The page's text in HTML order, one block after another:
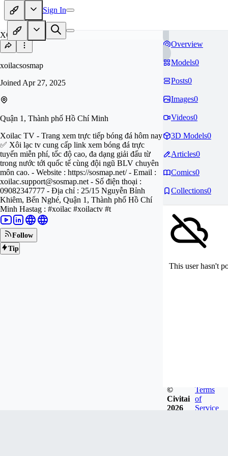
Sign In
XO
xoilacsosmap
Joined Apr 27, 2025
Quận 1, Thành phố Hồ Chí Minh
Xoilac TV - Trang xem trực tiếp bóng đá hôm nay
✅ Xôi lạc tv cung cấp link xem bóng đá trực
tuyến miễn phí, tốc độ cao, đa dạng giải đấu từ
trong nước tới quốc tế cùng đội ngũ BLV chuyên
môn cao. - Website : https://sosmap.net/ - Email :
xoilac.support@sosmap.net - Số điện thoại :
09082347777 - Địa chỉ : 25/15 Nguyễn Bỉnh
Khiêm, Bến Nghé, Quận 1, Thành phố Hồ Chí
Minh Hastag : #xoilac #xoilactv #t
Follow
Tip
Overview
Models0
Posts0
Images0
Videos0
3D Models0
Articles0
Comics0
Collections0
This user hasn't
©
Civitai
2026
Terms
of
Service